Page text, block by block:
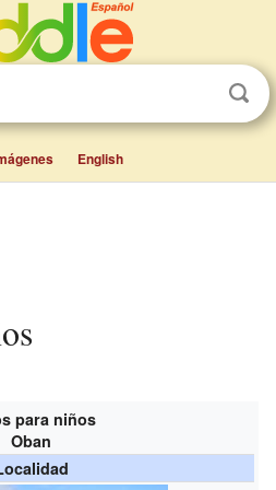
English
para niños
Oban